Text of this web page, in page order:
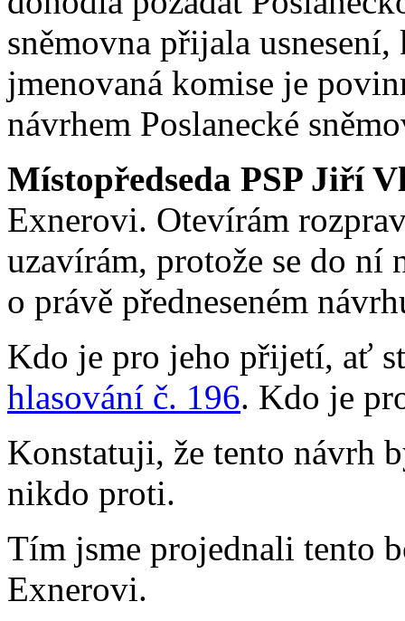
sněmovna přijala
jmenovaná komise je
návrhem Poslanecké
Místopředseda PSP Jiří
Exnerovi. Otevírám
uzavírám, protože se do ní
o právě předneseném
Kdo je pro jeho přijetí, ať
hlasování č. 196. Kdo je
Konstatuji, že tento návrh
nikdo proti.
Tím jsme projednali tento
Exnerovi.